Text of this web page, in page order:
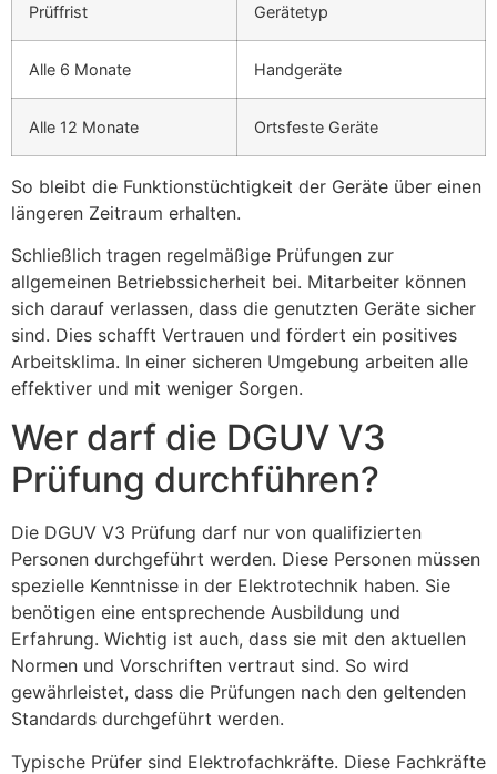
Prüffrist Gerätetyp
Alle 6 Monate Handgeräte
Alle 12 Monate Ortsfeste Geräte
So bleibt die Funktionstüchtigkeit der Geräte über einen
längeren Zeitraum erhalten.
Schließlich tragen regelmäßige Prüfungen zur
allgemeinen Betriebssicherheit bei. Mitarbeiter können
sich darauf verlassen, dass die genutzten Geräte sicher
sind. Dies schafft Vertrauen und fördert ein positives
Arbeitsklima. In einer sicheren Umgebung arbeiten alle
effektiver und mit weniger Sorgen.
Wer darf die DGUV V3
Prüfung durchführen?
Die DGUV V3 Prüfung darf nur von qualifizierten
Personen durchgeführt werden. Diese Personen müssen
spezielle Kenntnisse in der Elektrotechnik haben. Sie
benötigen eine entsprechende Ausbildung und
Erfahrung. Wichtig ist auch, dass sie mit den aktuellen
Normen und Vorschriften vertraut sind. So wird
gewährleistet, dass die Prüfungen nach den geltenden
Standards durchgeführt werden.
Typische Prüfer sind Elektrofachkräfte. Diese Fachkräfte